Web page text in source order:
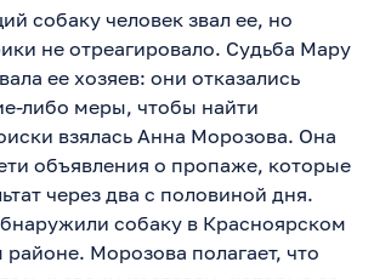
собаку человек звал ее, но
не отреагировало. Судьба Мару
ее хозяев: они отказались
либо меры, чтобы найти
взялась Анна Морозова. Она
объявления о пропаже, которые
через два с половиной дня.
собаку в Красноярском
Морозова полагает, что